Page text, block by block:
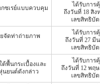
กซเรย์แบบควบคุม
ได้รับการ
ถึงวันที่ 18 สิง
เลขสิทธิบัต
จัดท่าถ่ายภาพ
ได้รับการ
ถึงวันที่ 27 มี
เลขสิทธิบัต
พื้นกระเบื้องและ
นยนต์ดังกล่าว
ได้รับการ
ถึงวันที่ 12 พฤ
เลขสิทธิบัต